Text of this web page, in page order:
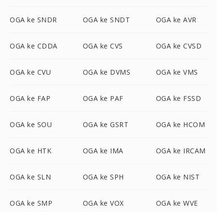
OGA ke SNDR OGA ke SNDT OGA ke AVR
OGA ke CDDA OGA ke CVS OGA ke CVSD
OGA ke CVU OGA ke DVMS OGA ke VMS
OGA ke FAP OGA ke PAF OGA ke FSSD
OGA ke SOU OGA ke GSRT OGA ke HCOM
OGA ke HTK OGA ke IMA OGA ke IRCAM
OGA ke SLN OGA ke SPH OGA ke NIST
OGA ke SMP OGA ke VOX OGA ke WVE